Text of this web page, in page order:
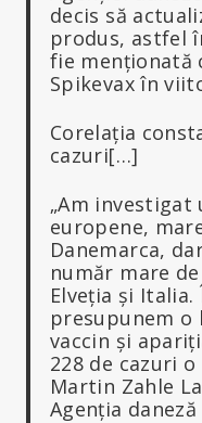
decis să
produs, astfel
fie menționată
Spikevax în
Corelația
cazuri[…]
„Am investigat
europene,
Danemarca,
număr mare
Elveția și
presupunem
vaccin și
228 de cazuri
Martin Zahle
Agenția